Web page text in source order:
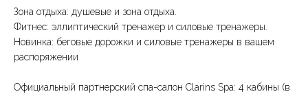
Зона отдыха: душевые и зона отдыха.
Фитнес: эллиптический тренажер и силовые тренажеры.
Новинка: беговые дорожки и силовые тренажеры в вашем
распоряжении
Официальный партнерский спа-салон Clarins Spa: 4 кабины (в